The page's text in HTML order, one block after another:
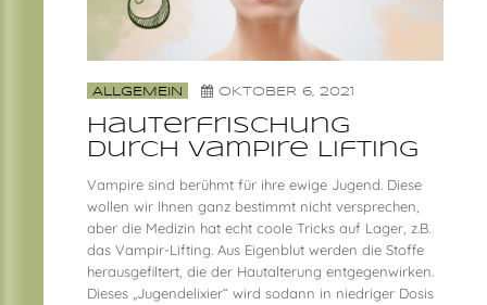
ALLGEMEIN OKTOBER 6, 2021
Hauterfrischung
durch Vampire Lifting
Vampire sind berühmt für ihre ewige Jugend. Diese
wollen wir Ihnen ganz bestimmt nicht versprechen,
aber die Medizin hat echt coole Tricks auf Lager, z.B.
das Vampir-Lifting. Aus Eigenblut werden die Stoffe
herausgefiltert, die der Hautalterung entgegenwirken.
Dieses „Jugendelixier“ wird sodann in niedriger Dosis